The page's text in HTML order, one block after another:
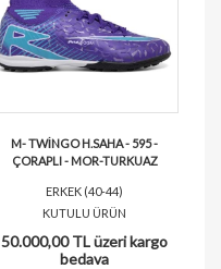
M- TWİNGO H.SAHA - 595 -
ÇORAPLI - MOR-TURKUAZ
ERKEK (40-44)
KUTULU ÜRÜN
50.000,00 TL üzeri kargo
bedava